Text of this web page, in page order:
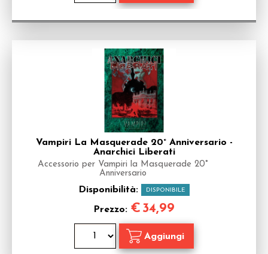
Vampiri La Masquerade 20° Anniversario -
Anarchici Liberati
Accessorio per Vampiri la Masquerade 20°
Anniversario
Disponibilità: DISPONIBILE
Prezzo: € 34,99